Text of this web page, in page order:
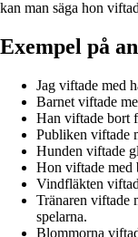
kan man säga hon
Exempel på
Jag viftade med
Barnet viftade
Han viftade bort
Publiken viftade
Hunden viftade
Hon viftade med
Vindfläkten
Tränaren viftade
spelarna.
Blommorna